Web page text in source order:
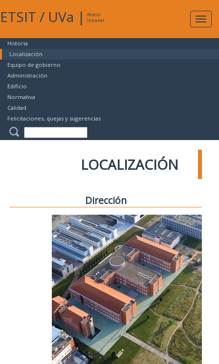
ETSIT / UVa |
Acceso
Intranet
Historia
Localización
Equipo de gobierno
Administración
Edificio
Normativa
Calidad
Felicitaciones, quejas y sugerencias
LOCALIZACIÓN
Dirección